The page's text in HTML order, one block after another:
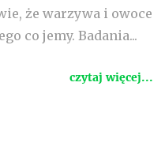
że warzywa i owoce
co jemy. Badania...
czytaj więcej...